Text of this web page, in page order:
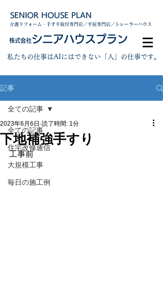
SENIOR HOUSE PLAN
介護リフォーム・手すり取付専門店／平屋専門店／トレーラーハウス
株式会社シニアハウスプラン
私たちの仕事はAIにはできない「人」の仕事です。
記事
全ての記事
住宅改修通信
大規模工事
毎日の施工例
全ての記事
下地補強手すり
2023年6月6日 読了時間: 1分
工事前